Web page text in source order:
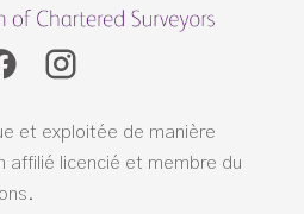
et exploitée de manière
affilié licencié et membre du